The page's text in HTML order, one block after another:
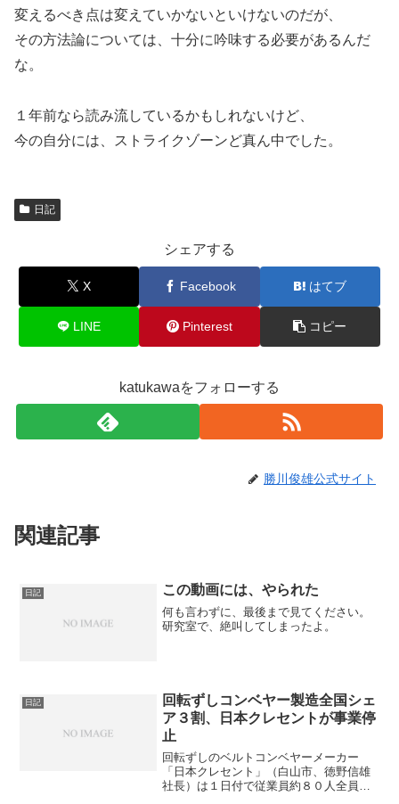
変えるべき点は変えていかないといけないのだが、
その方法論については、十分に吟味する必要があるんだ
な。
１年前なら読み流しているかもしれないけど、
今の自分には、ストライクゾーンど真ん中でした。
日記
シェアする
X Facebook はてブ
LINE Pinterest コピー
katukawaをフォローする
勝川俊雄公式サイト
関連記事
日記 この動画には、やられた
何も言わずに、最後まで見てください。
研究室で、絶叫してしまったよ。
日記
回転ずしコンベヤー製造全国シェ
ア３割、日本クレセントが事業停
止
回転ずしのベルトコンベヤーメーカー
「日本クレセント」（白山市、徳野信雄
社長）は１日付で従業員約８０人全員を